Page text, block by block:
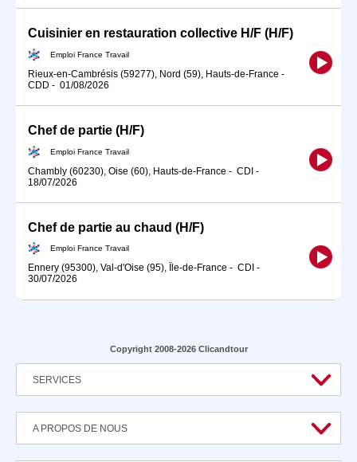
Cuisinier en restauration collective H/F (H/F)
Emploi France Travail
Rieux-en-Cambrésis (59277), Nord (59), Hauts-de-France -
CDD - 01/08/2026
Chef de partie (H/F)
Emploi France Travail
Chambly (60230), Oise (60), Hauts-de-France - CDI -
18/07/2026
Chef de partie au chaud (H/F)
Emploi France Travail
Ennery (95300), Val-d'Oise (95), Île-de-France - CDI -
30/07/2026
Copyright 2008-2026 Clicandtour
SERVICES
A PROPOS DE NOUS